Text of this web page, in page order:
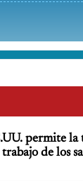
permite la
de los